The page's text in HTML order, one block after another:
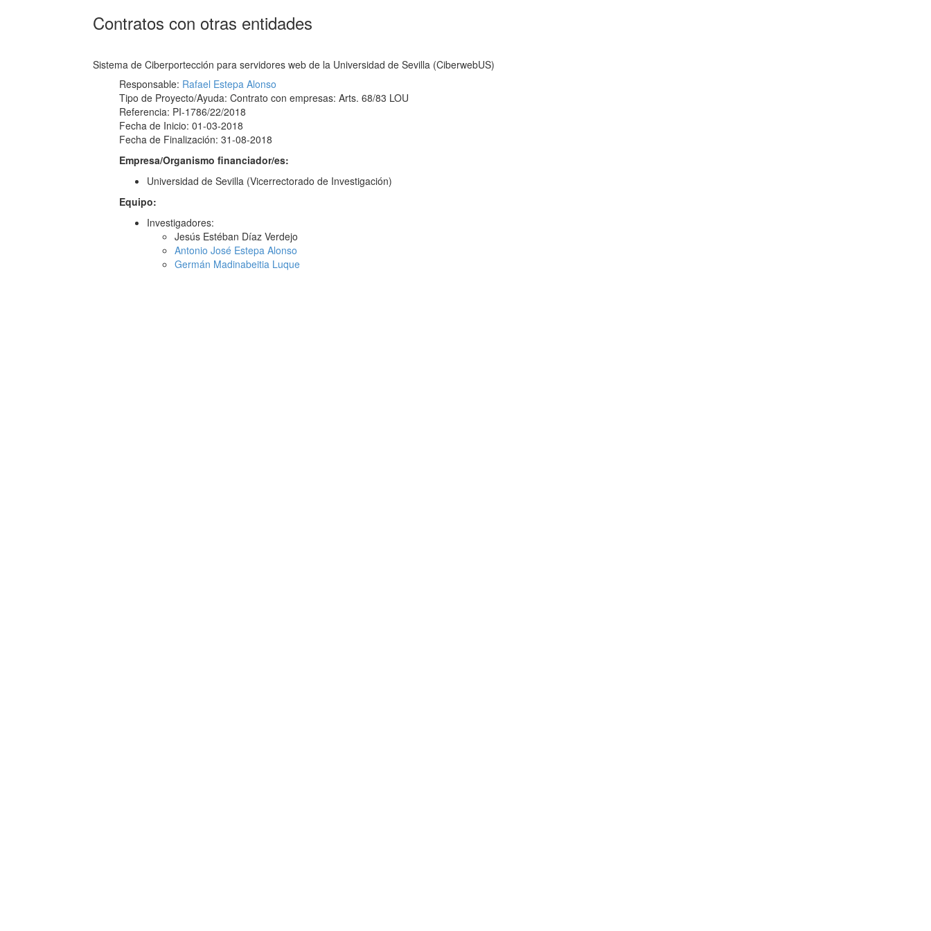
Contratos con otras entidades
Sistema de Ciberportección para servidores web de la Universidad de Sevilla (CiberwebUS)
Responsable: Rafael Estepa Alonso
Tipo de Proyecto/Ayuda: Contrato con empresas: Arts. 68/83 LOU
Referencia: PI-1786/22/2018
Fecha de Inicio: 01-03-2018
Fecha de Finalización: 31-08-2018
Empresa/Organismo financiador/es:
Universidad de Sevilla (Vicerrectorado de Investigación)
Equipo:
Investigadores:
Jesús Estéban Díaz Verdejo
Antonio José Estepa Alonso
Germán Madinabeitia Luque